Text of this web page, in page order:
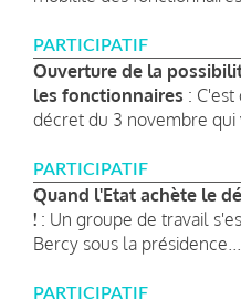
PARTICIPATIF
Ouverture de la
les fonctionnaires :
décret du 3 novembre qui
PARTICIPATIF
Quand l'Etat achète le
! : Un groupe de travail
Bercy sous la présidence...
PARTICIPATIF